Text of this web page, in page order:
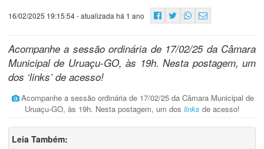
16/02/2025 19:15:54- atualizada há 1 ano
Acompanhe a sessão ordinária de 17/02/25 da Câmara
Municipal de Uruaçu-GO, às 19h. Nesta postagem, um
dos ‘links’ de acesso!
Acompanhe a sessão ordinária de 17/02/25 da Câmara Municipal de
Uruaçu-GO, às 19h. Nesta postagem, um dos links de acesso!
Leia Também: